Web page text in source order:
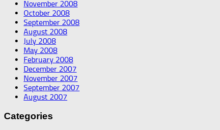
November 2008
October 2008
September 2008
August 2008
July 2008
May 2008
February 2008
December 2007
November 2007
September 2007
August 2007
Categories